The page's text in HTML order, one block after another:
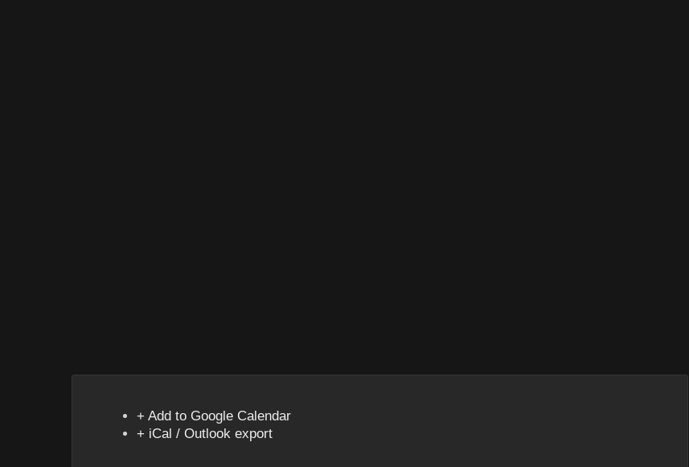
+ Add to Google Calendar
+ iCal / Outlook export